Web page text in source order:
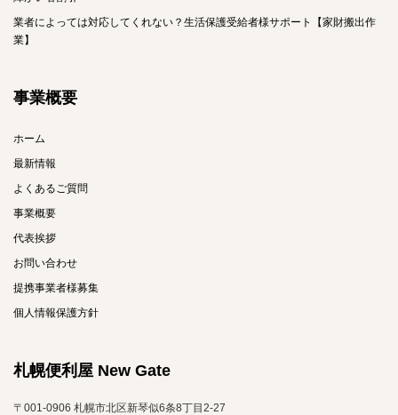
業者によっては対応してくれない？生活保護受給者様サポート【家財搬出作
業】
事業概要
ホーム
最新情報
よくあるご質問
事業概要
代表挨拶
お問い合わせ
提携事業者様募集
個人情報保護方針
札幌便利屋 New Gate
〒001-0906 札幌市北区新琴似6条8丁目2-27